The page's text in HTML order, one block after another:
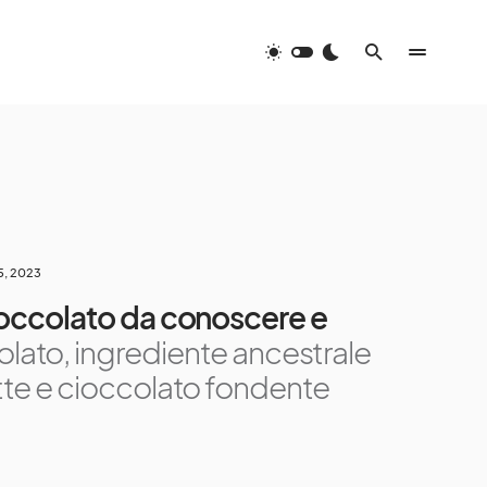
2023
da conoscere e
ingrediente ancestrale
e cioccolato fondente